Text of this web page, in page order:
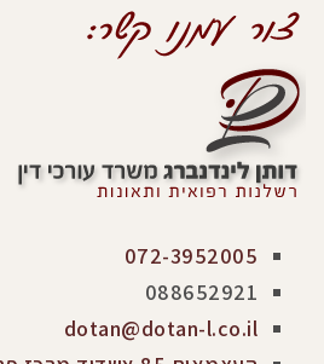
072-3952005
088652921
dotan@dotan-l.co.il